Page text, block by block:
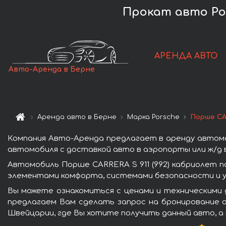
Прокат авто
Авто-Аренда в Берне
АРЕНДА АВТО
Аренда авто в Берне Марка Porsche Порше
Компания Авто-Аренда предлагает в аренду
автомобиля с доставкой авто в аэропорты или ж/д
Автомобиль Порше CARRERA S 911 (992)
элементами комфорта, системами безопасности и
Вы можете ознакомиться с ценами и
предлагаем Вам сделать запрос на
Швейцарии, где Вы хотите получить данный авто,